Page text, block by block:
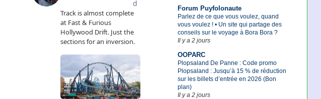
Forum Puyfolonaute
Parlez de ce que vous voulez, quand
vous voulez ! • Un site qui partage des
conseils sur le voyage à Bora Bora ?
Il y a 2 jours
OOPARC
Plopsaland De Panne : Code promo
Plopsaland : Jusqu’à 15 % de réduction
sur les billets d’entrée en 2026 (Bon
plan)
Il y a 2 jours